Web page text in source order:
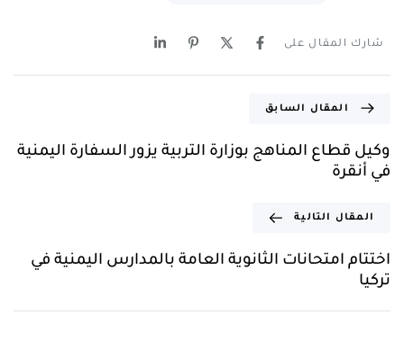
شارك المقال على
المقال السابق
وكيل قطاع المناهج بوزارة التربية يزور السفارة اليمنية
في أنقرة
المقال التالية
اختتام امتحانات الثانوية العامة بالمدارس اليمنية في
تركيا